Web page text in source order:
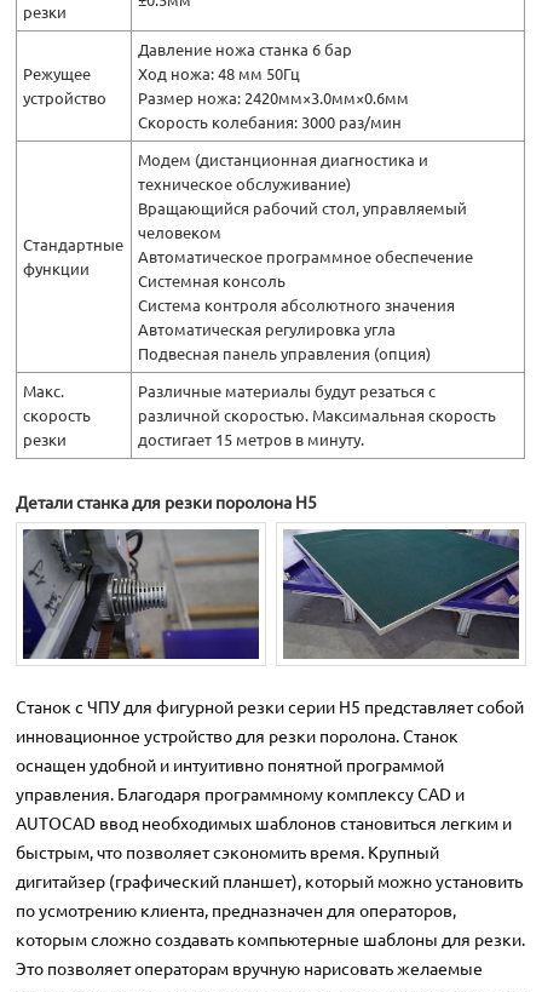
резки
Режущее
устройство
Давление ножа станка 6 бар
Ход ножа: 48 мм 50Гц
Размер ножа: 2420мм×3.0мм×0.6мм
Скорость колебания: 3000 раз/мин
Стандартные
функции
Модем (дистанционная диагностика и
техническое обслуживание)
Вращающийся рабочий стол, управляемый
человеком
Автоматическое программное обеспечение
Системная консоль
Система контроля абсолютного значения
Автоматическая регулировка угла
Подвесная панель управления (опция)
Макс.
скорость
резки
Различные материалы будут резаться с
различной скоростью. Максимальная скорость
достигает 15 метров в минуту.
Детали станка для резки поролона H5
Станок с ЧПУ для фигурной резки серии H5 представляет собой
инновационное устройство для резки поролона. Станок
оснащен удобной и интуитивно понятной программой
управления. Благодаря программному комплексу CAD и
AUTOCAD ввод необходимых шаблонов становиться легким и
быстрым, что позволяет сэкономить время. Крупный
дигитайзер (графический планшет), который можно установить
по усмотрению клиента, предназначен для операторов,
которым сложно создавать компьютерные шаблоны для резки.
Это позволяет операторам вручную нарисовать желаемые